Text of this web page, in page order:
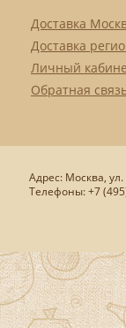
Доставка
Доставка
Личный
Обратная
Адрес: Москва, ул.
Телефоны: +7